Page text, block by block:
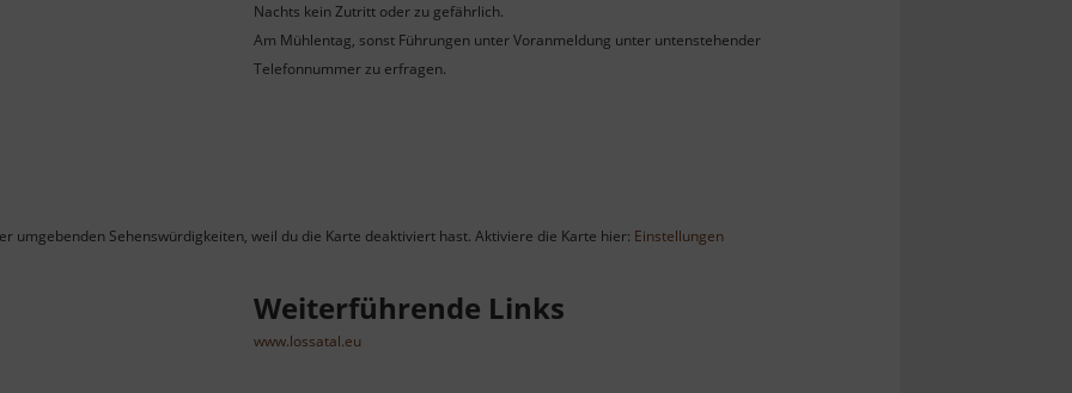
Nachts kein Zutritt oder zu gefährlich.
Am Mühlentag, sonst Führungen unter Voranmeldung unter untenstehender
Telefonnummer zu erfragen.
umgebenden Sehenswürdigkeiten, weil du die Karte deaktiviert hast. Aktiviere die Karte hier: Einstellungen
Weiterführende Links
www.lossatal.eu